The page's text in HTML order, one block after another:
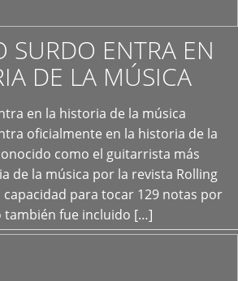
SURDO ENTRA EN
DE LA MÚSICA
en la historia de la música
oficialmente en la historia de la
como el guitarrista más
de la música por la revista Rolling
capacidad para tocar 129 notas por
también fue incluido […]
+